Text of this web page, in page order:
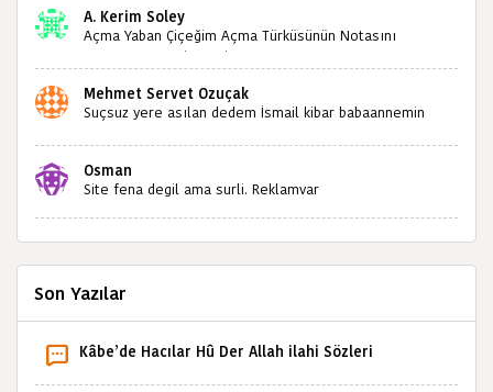
A. Kerim Soley
Açma Yaban Çiçeğim Açma Türküsünün Notasını
Bulabilir miyiz ?İlginiz İçin Şimdiden Teşekkürler.
Mehmet Servet Özuçak
Suçsuz yere asılan dedem İsmail kibar babaannemin
Osman
Site fena degil ama surli. Reklamvar
Son Yazılar
Kâbe’de Hacılar Hû Der Allah ilahi Sözleri